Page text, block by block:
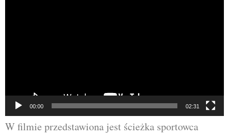
00:00 02:31
W filmie przedstawiona jest ścieżka sportowca